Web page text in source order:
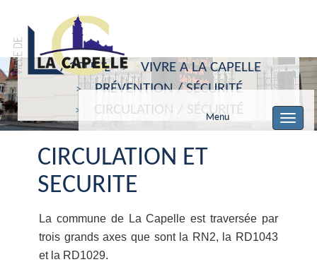
Toggle
Menu
ACCUEIL
VIVRE A LA CAPELLE
PRÉVENTION / SÉCURITÉ
CIRCULATION / SÉCURITÉ
CIRCULATION ET
SECURITE
La commune de La Capelle est traversée par
trois grands axes que sont la RN2, la RD1043
et la RD1029.